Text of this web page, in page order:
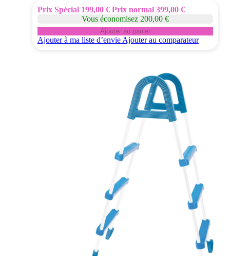
Prix Spécial 199,00 € Prix normal 399,00 €
Vous économisez 200,00 €
Ajouter au panier
Ajouter à ma liste d’envie Ajouter au comparateur